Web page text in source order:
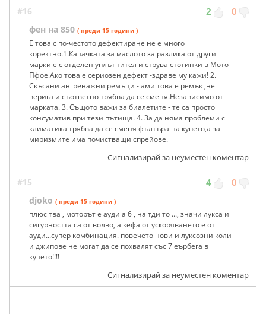
#16 2 0
фен на 850 ( преди 15 години )
E това с по-честото дефектиране не е много
коректно.1.Капачката за маслото за разлика от други
марки е с отделен уплътнител и струва стотинки в Мото
Пфое.Ако това е сериозен дефект -здраве му кажи! 2.
Скъсани ангренажни ремъци - ами това е ремък ,не
верига и съответно трябва да се сменя.Независимо от
марката. 3. Същото важи за биалетите - те са просто
консуматив при тези пътища. 4. За да няма проблеми с
климатика трябва да се сменя фълтъра на купето,а за
миризмите има почистващи спрейове.
Сигнализирай за неуместен коментар
#15 4 0
djoko ( преди 15 години )
плюс тва , моторът е ауди а 6 , на тди то ..., значи лукса и
сигурността са от волво, а кефа от ускоряването е от
ауди...супер комбинация. повечето нови и луксозни коли
и джипове не могат да се похвалят със 7 еърбега в
купето!!!!
Сигнализирай за неуместен коментар